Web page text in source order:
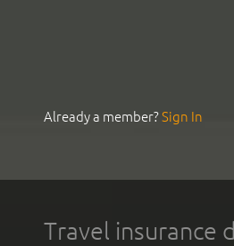
Already a member?Sign In
Travel insurance